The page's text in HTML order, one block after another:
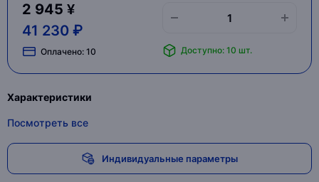
2 945 ¥
41 230 ₽
Оплачено: 10 Доступно: 10 шт.
Характеристики
Посмотреть все
Индивидуальные параметры